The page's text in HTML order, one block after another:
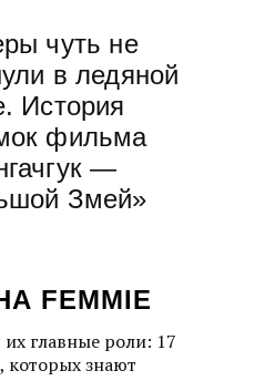
чуть не
в ледяной
История
фильма
—
Змей»
FEMMIE
главные роли: 17
которых знают